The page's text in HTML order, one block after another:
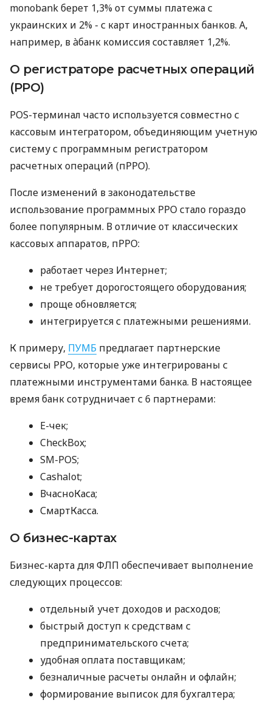
monobank берет 1,3% от суммы платежа с
украинских и 2% - с карт иностранных банков. А,
например, в àбанк комиссия составляет 1,2%.
О регистраторе расчетных операций
(РРО)
POS-терминал часто используется совместно с
кассовым интегратором, объединяющим учетную
систему с программным регистратором
расчетных операций (пРРО).
После изменений в законодательстве
использование программных РРО стало гораздо
более популярным. В отличие от классических
кассовых аппаратов, пРРО:
работает через Интернет;
не требует дорогостоящего оборудования;
проще обновляется;
интегрируется с платежными решениями.
К примеру, ПУМБ предлагает партнерские
сервисы РРО, которые уже интегрированы с
платежными инструментами банка. В настоящее
время банк сотрудничает с 6 партнерами:
E-чек;
CheckBox;
SM-POS;
Cashalot;
ВчасноКаса;
СмартКасса.
О бизнес-картах
Бизнес-карта для ФЛП обеспечивает выполнение
следующих процессов:
отдельный учет доходов и расходов;
быстрый доступ к средствам с
предпринимательского счета;
удобная оплата поставщикам;
безналичные расчеты онлайн и офлайн;
формирование выписок для бухгалтера;